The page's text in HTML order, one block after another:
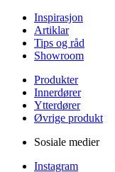
Inspirasjon
Artiklar
Tips og råd
Showroom
Produkter
Innerdører
Ytterdører
Øvrige produkt
Sosiale medier
Instagram